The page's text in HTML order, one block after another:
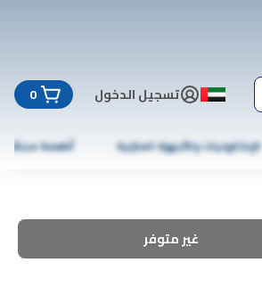
تسجيل الدخول 0
الإلكترونيات والأجهزة المنزلية أطعمة مجمّدة
غير متوفر